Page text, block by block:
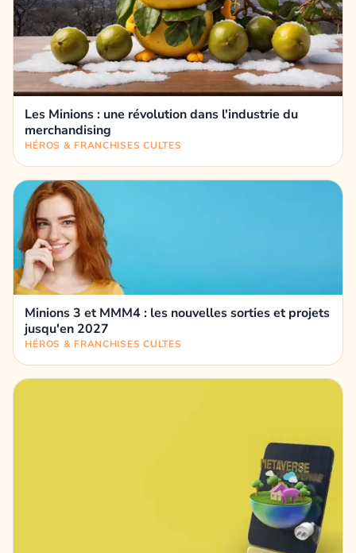
Les Minions : une révolution dans l'industrie du
merchandising
HÉROS & FRANCHISES CULTES
Minions 3 et MMM4 : les nouvelles sorties et projets
jusqu'en 2027
HÉROS & FRANCHISES CULTES